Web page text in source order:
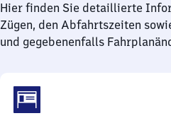
Hier finden Sie detaillierte
Zügen, den Abfahrtszeiten
und gegebenenfalls